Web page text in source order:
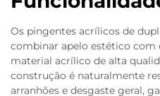
Os pingentes acrílicos de
combinar apelo estético com
material acrílico de alta
construção é naturalmente
arranhões e desgaste geral,